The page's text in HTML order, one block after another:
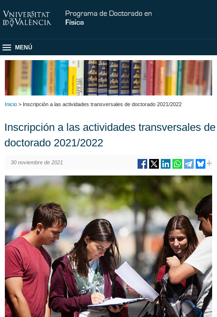
MENÚ
Inicio > Inscripción a las actividades transversales de doctorado 2021/2022
Inscripción a las actividades transversales de
doctorado 2021/2022
30 noviembre de 2021